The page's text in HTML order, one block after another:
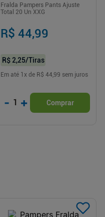
Fralda Pampers Pants Ajuste
Total 20 Un XXG
R$ 44,99
R$ 2,25/Tiras
Em até 1 x de R$ 44,99 sem juros
- 1 + Comprar